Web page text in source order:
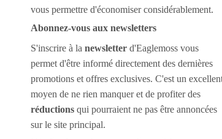
vous permettre d'économiser considérablement.
Abonnez-vous aux newsletters
S'inscrire à la newsletter d'Eaglemoss vous
permet d'être informé directement des dernières
promotions et offres exclusives. C'est un
moyen de ne rien manquer et de profiter des
réductions qui pourraient ne pas être annoncées
sur le site principal.